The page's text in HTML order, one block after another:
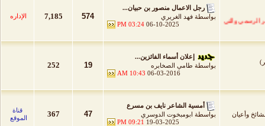
والتي تنشر لأول مره عبره وجميع الحقوق محفوظة .
رجل الاعمال منصور بن حبيان...
بواسطة فهد الغريري
06-10-2025
03:24 PM
574
7,185 الإداره
إعلان أسماء الفائزين...
بواسطة طامي الصخابره
06-03-2016
10:43 AM
19
252
وأعيان
أمسية الشاعر نايف بن مسرع
بواسطة ابومبخوت الدوسري
19-03-2025
09:21 PM
47
367
قناة
الموقع